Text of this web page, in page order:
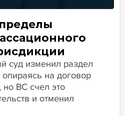
суд изменил раздел
на договор
ВС счел это
и отменил